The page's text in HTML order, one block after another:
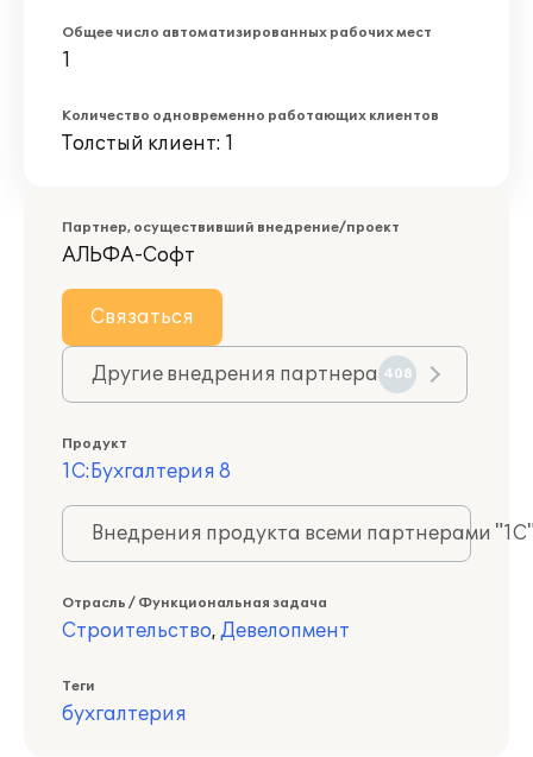
Общее число автоматизированных рабочих мест
1
Количество одновременно работающих клиентов
Толстый клиент: 1
Партнер, осуществивший внедрение/проект
АЛЬФА-Софт
Связаться
Другие внедрения партнера 408
Продукт
1С:Бухгалтерия 8
Внедрения продукта всеми партнерами
Отрасль / Функциональная задача
Строительство, Девелопмент
Теги
бухгалтерия